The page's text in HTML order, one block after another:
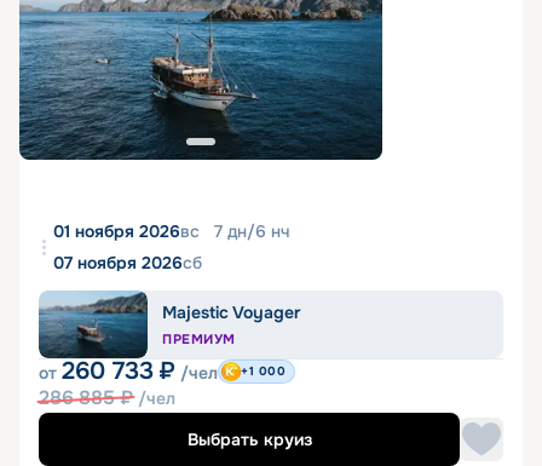
01 ноября 2026вс 7 дн/6 нч
07 ноября 2026сб
Majestic Voyager
ПРЕМИУМ
от 260 733 ₽ /чел
286 885₽ /чел
+1 000
Выбрать круиз